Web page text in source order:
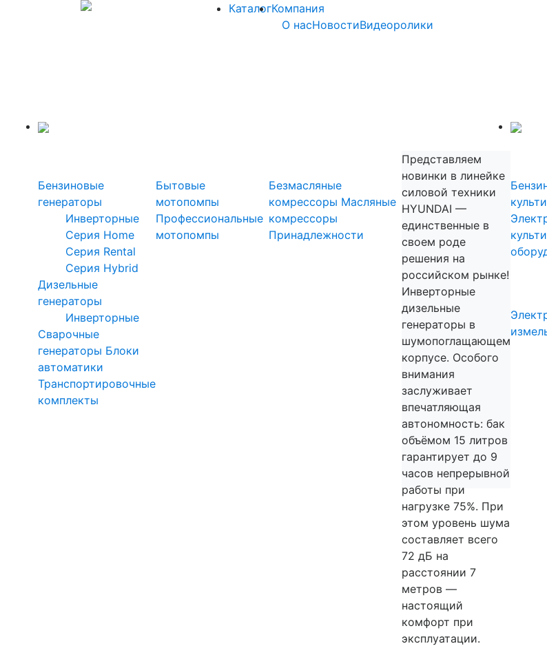
КаталогКомпания
О насНовостиВидеоролики
Бензиновые
генераторы
Инверторные
Серия Home
Серия Rental
Серия Hybrid
Дизельные
генераторы
Инверторные
Сварочные
генераторы Блоки
автоматики
Транспортировочные
комплекты
Бытовые
мотопомпы
Профессиональные
мотопомпы
Безмасляные
комрессоры Масляные
комрессоры
Принадлежности
Представляем
новинки в линейке
силовой техники
HYUNDAI —
единственные в
своем роде
решения на
российском рынке!
Инверторные
дизельные
генераторы в
шумопоглащающем
корпусе. Особого
внимания
заслуживает
впечатляющая
автономность: бак
объёмом 15 литров
гарантирует до 9
часов непрерывной
работы при
нагрузке 75%. При
этом уровень шума
составляет всего
72 дБ на
расстоянии 7
метров —
настоящий
комфорт при
эксплуатации.